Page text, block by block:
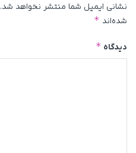
نشانی ایمیل شما منتشر نخواهد شد.
شده‌اند *
دیدگاه *